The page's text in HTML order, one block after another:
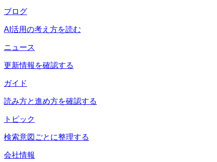
ブログ
AI活用の考え方を読む
ニュース
更新情報を確認する
ガイド
読み方と進め方を確認する
トピック
検索意図ごとに整理する
会社情報